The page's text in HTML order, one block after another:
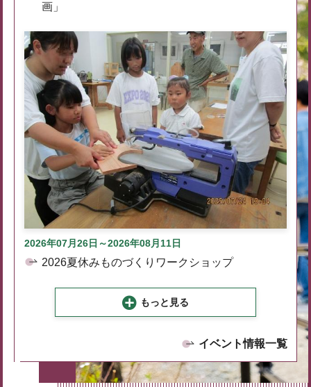
画」
2026年07月26日～2026年08月11日
2026夏休みものづくりワークショップ
もっと見る
イベント情報一覧